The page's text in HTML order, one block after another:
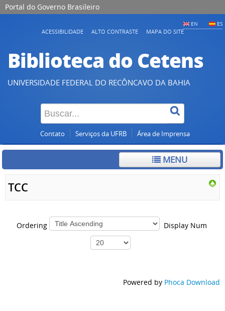
Portal do Governo Brasileiro
EN ES
ACESSIBILIDADE ALTO CONTRASTE MAPA DO SITE
Biblioteca do Cetens
UNIVERSIDADE FEDERAL DO RECÔNCAVO DA BAHIA
Contato Serviços da UFRB Área de Imprensa
MENU
TCC
Ordering Display Num
Powered by Phoca Download